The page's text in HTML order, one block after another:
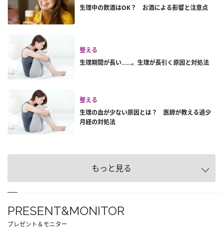
生理中の飲酒はOK？ お酒による影響と注意点
整える
生理期間が長い……。生理が長引く原因と対処法
整える
生理の血が少ない原因とは？ 医師が教える過少
月経の対処法
もっと見る
PRESENT&MONITOR
プレゼント＆モニター